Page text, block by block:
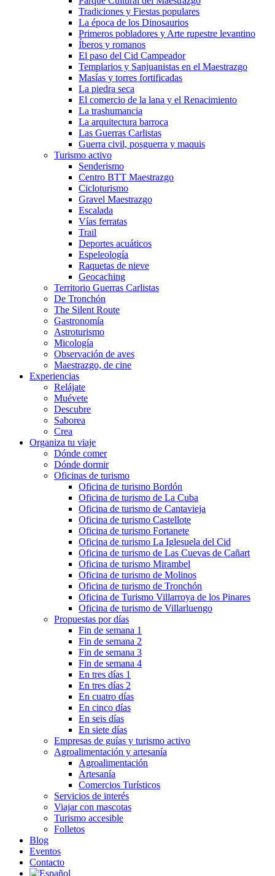
Tradiciones y Fiestas populares
La época de los Dinosaurios
Primeros pobladores y Arte rupestre levantino
Íberos y romanos
El paso del Cid Campeador
Templarios y Sanjuanistas en el Maestrazgo
Masías y torres fortificadas
La piedra seca
El comercio de la lana y el Renacimiento
La trashumancia
La arquitectura barroca
Las Guerras Carlistas
Guerra civil, posguerra y maquis
Turismo activo
Senderismo
Centro BTT Maestrazgo
Cicloturismo
Gravel Maestrazgo
Escalada
Vías ferratas
Trail
Deportes acuáticos
Espeleología
Raquetas de nieve
Geocaching
Territorio Guerras Carlistas
De Tronchón
The Silent Route
Gastronomía
Astroturismo
Micología
Observación de aves
Maestrazgo, de cine
Experiencias
Relájate
Muévete
Descubre
Saborea
Crea
Organiza tu viaje
Dónde comer
Dónde dormir
Oficinas de turismo
Oficina de turismo Bordón
Oficina de turismo de La Cuba
Oficina de turismo de Cantavieja
Oficina de turismo Castellote
Oficina de turismo Fortanete
Oficina de turismo La Iglesuela del Cid
Oficina de turismo de Las Cuevas de Cañart
Oficina de turismo Mirambel
Oficina de turismo de Molinos
Oficina de turismo de Tronchón
Oficina de Turismo Villarroya de los Pinares
Oficina de turismo de Villarluengo
Propuestas por días
Fin de semana 1
Fin de semana 2
Fin de semana 3
Fin de semana 4
En tres días 1
En tres días 2
En cuatro días
En cinco días
En seis días
En siete días
Empresas de guías y turismo activo
Agroalimentación y artesanía
Agroalimentación
Artesanía
Comercios Turísticos
Servicios de interés
Viajar con mascotas
Turismo accesible
Folletos
Blog
Eventos
Contacto